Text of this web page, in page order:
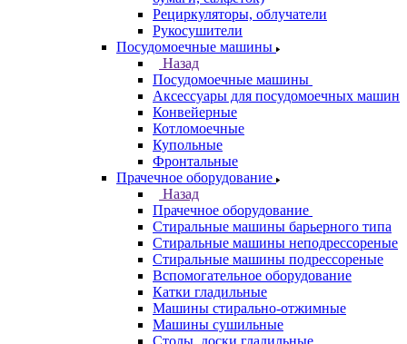
Рециркуляторы, облучатели
Рукосушители
Посудомоечные машины
Назад
Посудомоечные машины
Аксессуары для посудомоечных машин
Конвейерные
Котломоечные
Купольные
Фронтальные
Прачечное оборудование
Назад
Прачечное оборудование
Cтиральные машины барьерного типа
Cтиральные машины неподрессореные
Cтиральные машины подрессореные
Вспомогательное оборудование
Катки гладильные
Машины стирально-отжимные
Машины сушильные
Столы, доски гладильные